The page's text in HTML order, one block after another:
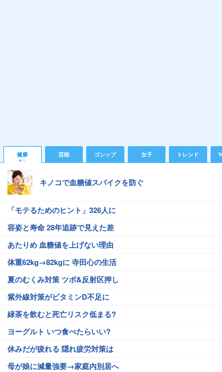
健康 芸能 ゴシップ 女子 トレンド
キノコで血糖値スパイクを防ぐ
「モテるためのヒント」326人に
容姿と寿命 28年追跡で見えた差
あたりめ 血糖値を上げない理由
体重62kg→82kgに 寺田心の生活
夏のむくみ対策 ツボ&反射区押し
紫外線対策がビタミンD不足に
緑茶を飲むと死亡リスク低まる?
ヨーグルト いつ食べたらいい?
休みだが疲れる 隠れ疲労対策は
母が娘に減量強要→家庭内別居へ